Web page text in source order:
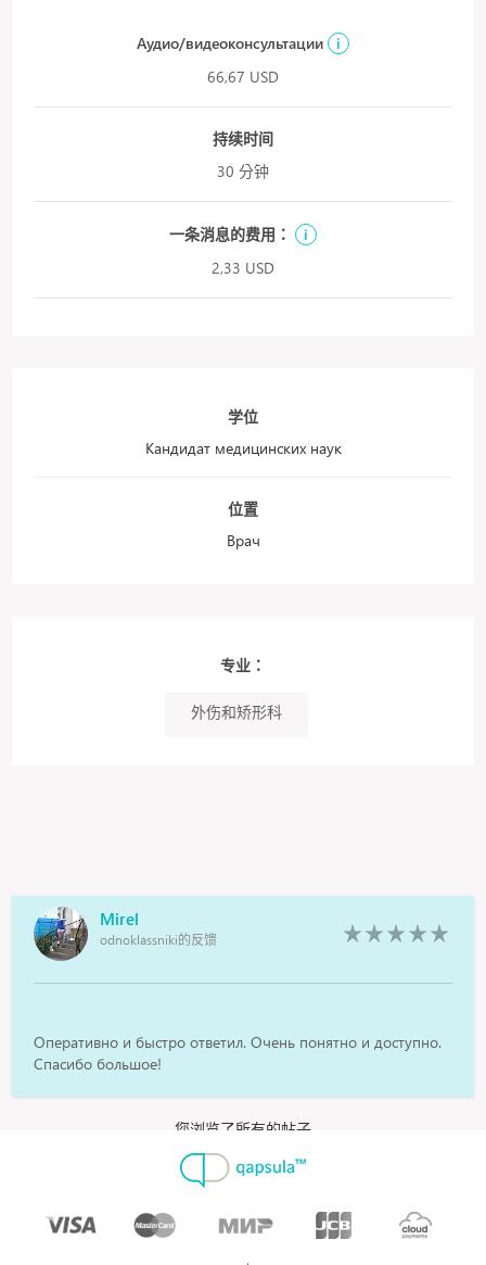
Аудио/видеоконсультации
i
66,67 USD
持续时间
30 分钟
一条消息的费用：
i
2,33 USD
学位
Кандидат медицинских наук
位置
Врач
专业：
外伤和矫形科
Mirel
odnoklassniki的反馈
Оперативно и быстро ответил. Очень понятно и доступно.
Спасибо большое!
您浏览了所有的帖子